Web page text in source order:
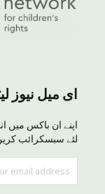
ای میل نیوز
اپنے ان باکس میں
لئے سبسکرائب